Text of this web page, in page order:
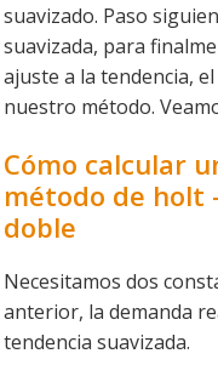
suavizado. Paso
suavizada, para
ajuste a la tendencia,
nuestro método.
Cómo calcular
método de holt
doble
Necesitamos dos
anterior, la demanda
tendencia suavizada.